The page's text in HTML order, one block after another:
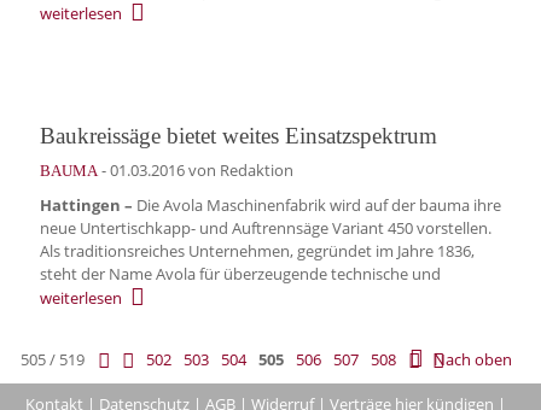
weiterlesen
Baukreissäge bietet weites Einsatzspektrum
BAUMA-01.03.2016von Redaktion
Hattingen – Die Avola Maschinenfabrik wird auf der bauma ihre
neue Untertischkapp- und Auftrennsäge Variant 450 vorstellen.
Als traditionsreiches Unternehmen, gegründet im Jahre 1836,
steht der Name Avola für überzeugende technische und
weiterlesen
505 / 519 502 503 504 505 506 507 508 Nach oben
Kontakt | Datenschutz | AGB | Widerruf| Verträge hier kündigen |